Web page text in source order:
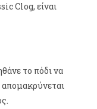
Clog, είναι
το πόδι να
απομακρύνεται